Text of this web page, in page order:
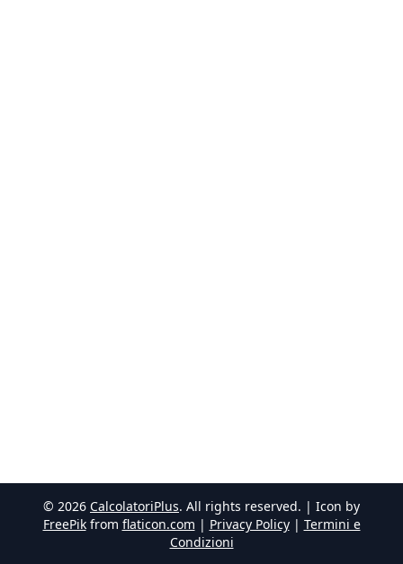
© 2026 CalcolatoriPlus. All rights reserved. | Icon by
FreePik from flaticon.com | Privacy Policy| Termini e
Condizioni